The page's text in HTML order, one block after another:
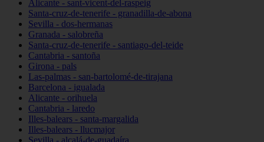
Alicante - sant-vicent-del-raspeig
Santa-cruz-de-tenerife - granadilla-de-abona
Sevilla - dos-hermanas
Granada - salobreña
Santa-cruz-de-tenerife - santiago-del-teide
Cantabria - santoña
Girona - pals
Las-palmas - san-bartolomé-de-tirajana
Barcelona - igualada
Alicante - orihuela
Cantabria - laredo
Illes-balears - santa-margalida
Illes-balears - llucmajor
Sevilla - alcalá-de-guadaíra